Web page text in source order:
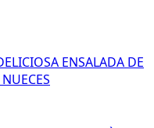
ENSALADA DE